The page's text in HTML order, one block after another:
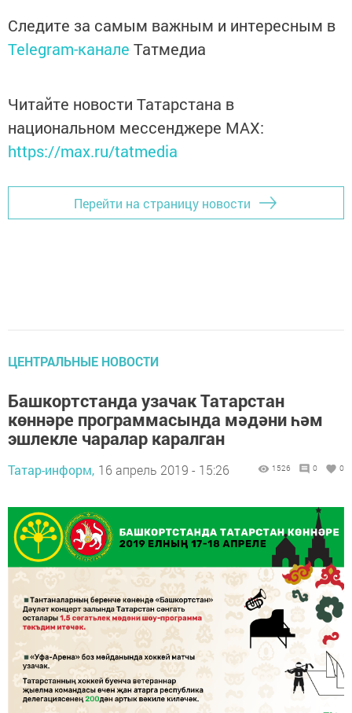
Следите за самым важным и интересным в
Telegram-канале Татмедиа
Читайте новости Татарстана в
национальном мессенджере MАХ:
https://max.ru/tatmedia
Перейти на страницу новости
ЦЕНТРАЛЬНЫЕ НОВОСТИ
Башкортстанда узачак Татарстан
көннәре программасында мәдәни һәм
эшлекле чаралар каралган
Татар-информ, 16 апрель 2019 - 15:26 1526 0 0